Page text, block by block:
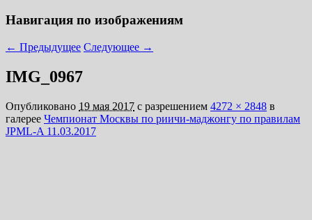
Навигация по изображениям
← Предыдущее Следующее →
IMG_0967
Опубликовано 19 мая 2017 с разрешением 4272 × 2848 в
галерее Чемпионат Москвы по риичи-маджонгу по правилам
JPML-A 11.03.2017